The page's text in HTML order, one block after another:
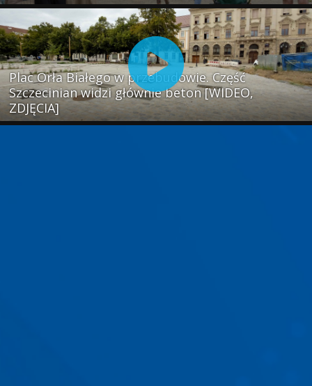
Plac Orła Białego w przebudowie. Część
Szczecinian widzi głównie beton [WIDEO,
ZDJĘCIA]